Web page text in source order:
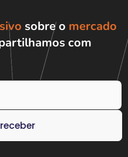
sobre o mercado
com